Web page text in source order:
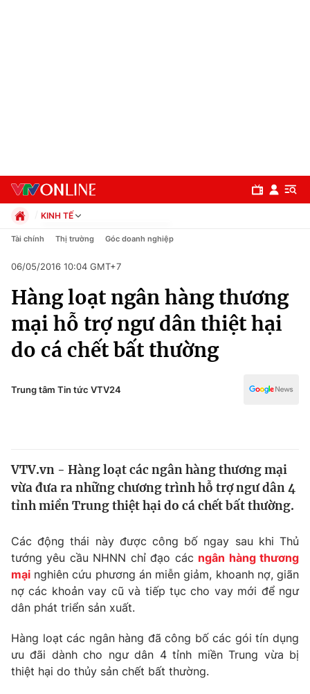
Chuyên mục
Chính trị
Xã hội
Pháp luật
Thế giới
Tin tức
Câu chuyện quốc tế
Kinh tế
Tài chính
Thị trường
Góc doanh nghiệp
Dữ liệu và đời sống
Truyền hình
Hậu trường
Nhân vật
Giải trí
Điện ảnh
Đời sống
KINH TẾ
Chính trị
Pháp luật
Kinh tế
Thể thao
Truyền hình
Văn hóa - Giải trí
Tài chính Thị trường Góc doanh nghiệp
06/05/2016 10:04 GMT+7
Hàng loạt ngân hàng thương
mại hỗ trợ ngư dân thiệt hại
do cá chết bất thường
Trung tâm Tin tức VTV24
VTV.vn - Hàng loạt các ngân hàng thương mại
vừa đưa ra những chương trình hỗ trợ ngư dân 4
tỉnh miền Trung thiệt hại do cá chết bất thường.
Các động thái này được công bố ngay sau khi Thủ
tướng yêu cầu NHNN chỉ đạo các ngân hàng thương
mại nghiên cứu phương án miễn giảm, khoanh nợ, giãn
nợ các khoản vay cũ và tiếp tục cho vay mới để ngư
dân phát triển sản xuất.
Hàng loạt các ngân hàng đã công bố các gói tín dụng
ưu đãi dành cho ngư dân 4 tỉnh miền Trung vừa bị
thiệt hại do thủy sản chết bất thường.